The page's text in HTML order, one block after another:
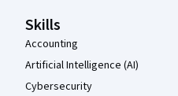
Skills
Accounting
Artificial Intelligence (AI)
Cybersecurity